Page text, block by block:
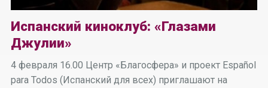
Испанский киноклуб: «Глазами
Джулии»
4 февраля 16.00 Центр «Благосфера» и проект Español
para Todos (Испанский для всех) приглашают на